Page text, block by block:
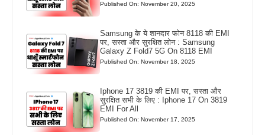
Published On: November 20, 2025
Samsung के ये शानदार फोन 8118 की EMI
पर, सस्ता और सुरक्षित लोन : Samsung
Galaxy Z Fold7 5G On 8118 EMI
Published On: November 18, 2025
Iphone 17 3819 की EMI पर, सस्ता और
सुरक्षित सभी के लिए : Iphone 17 On 3819
EMI For All
Published On: November 17, 2025